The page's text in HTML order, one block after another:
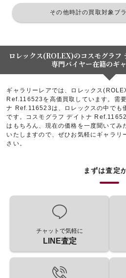
その他時計の買取対象ブ
ロレックス(ROLEX)のコスモグラフ
専門バイヤー在籍のギ
ギャラリーレアでは、ロレックス
Ref.116523を高価買取しています。需
ナ Ref.116523は、ロレックスの中でも
です。コスモグラフ デイトナ
はもちろん、現在の価格を一度聞いてみ
いたしますので、ぜひお気軽にギャラリ
さい。
まずは査定
チャットで気軽に
LINE査定